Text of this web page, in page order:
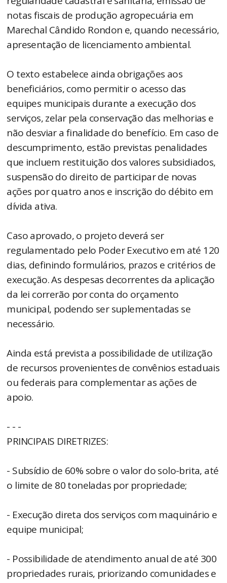
notas fiscais de produção agropecuária em
Marechal Cândido Rondon e, quando necessário,
apresentação de licenciamento ambiental.
O texto estabelece ainda obrigações aos
beneficiários, como permitir o acesso das
equipes municipais durante a execução dos
serviços, zelar pela conservação das melhorias e
não desviar a finalidade do benefício. Em caso de
descumprimento, estão previstas penalidades
que incluem restituição dos valores subsidiados,
suspensão do direito de participar de novas
ações por quatro anos e inscrição do débito em
dívida ativa.
Caso aprovado, o projeto deverá ser
regulamentado pelo Poder Executivo em até 120
dias, definindo formulários, prazos e critérios de
execução. As despesas decorrentes da aplicação
da lei correrão por conta do orçamento
municipal, podendo ser suplementadas se
necessário.
Ainda está prevista a possibilidade de utilização
de recursos provenientes de convênios estaduais
ou federais para complementar as ações de
apoio.
- - -
PRINCIPAIS DIRETRIZES:
- Subsídio de 60% sobre o valor do solo-brita, até
o limite de 80 toneladas por propriedade;
- Execução direta dos serviços com maquinário e
equipe municipal;
- Possibilidade de atendimento anual de até 300
propriedades rurais, priorizando comunidades e